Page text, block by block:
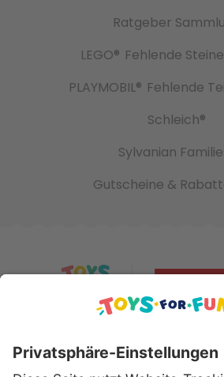
Ratgeber
LEGO® Fehlende
PLAYMOBIL® Fehlende
Schleich®
Sylvanian
Gutscheine &
Sicher bezahlen